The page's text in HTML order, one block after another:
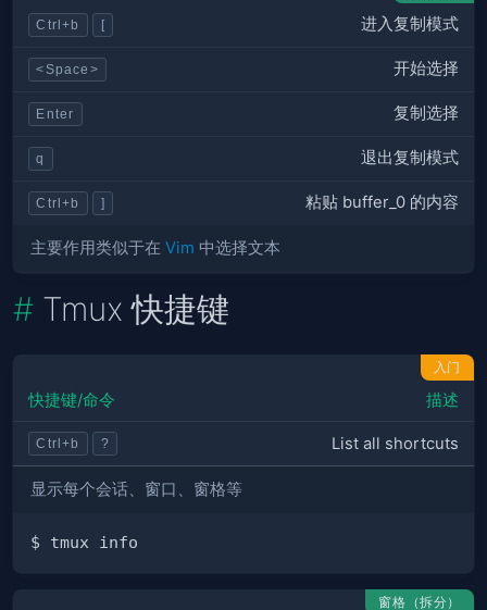
Ctrl+b [ 进入复制模式
<Space> 开始选择
Enter 复制选择
q 退出复制模式
Ctrl+b ] 粘贴 buffer_0 的内容
主要作用类似于在 Vim 中选择文本
Tmux 快捷键
入门
快捷键/命令 描述
Ctrl+b ? List all shortcuts
显示每个会话、窗口、窗格等
窗格（拆分）